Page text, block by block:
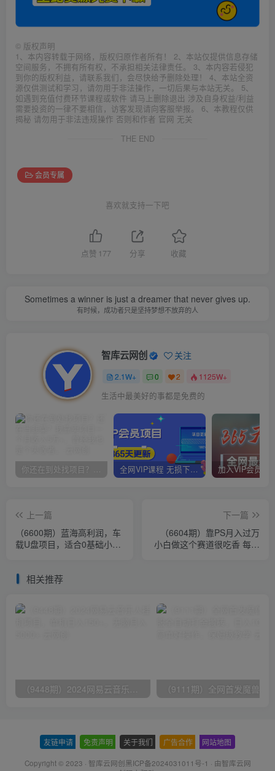
© 版权声明
1、本内容转载于网络，版权归原作者所有！ 2、本站仅提供信息存储
空间服务，不拥有所有权，不承担相关法律责任。 3、本内容若侵犯
到你的版权利益，请联系我们，会尽快给予删除处理！ 4、本站全资
源仅供测试和学习，请勿用于非法操作，一切后果与本站无关。 5、
如遇到充值付费环节课程或软件 请马上删除退出 涉及自身权益/利益
需要投资的一律不要相信，访客发现请向客服举报。 6、本教程仅供
揭秘 请勿用于非法违规操作 否则和作者 官网 无关
THE END
会员专属
喜欢就支持一下吧
点赞 177 分享 收藏
Sometimes a winner is just a dreamer that never gives up.
有时候，成功者只是坚持梦想不放弃的人
智库云网创 关注
2.1W+ 0 2 1125W+
生活中最美好的事都是免费的
你还在到处找项目？还在当韭菜？我靠卖项目一个月收入5万+，曾经我也是个失败者。 全网VIP课程 无损下载~
上一篇
（6600期）蓝海高利润，车
载U盘项目，适合0基础小
下一篇
（6604期）靠PS月入过万
小白做这个赛道很吃香 每天
相关推荐
友链申请 免责声明 关于我们 广告合作 网站地图
Copyright © 2023 · 智库云网创黑ICP备2024031011号-1 · 由智库云网